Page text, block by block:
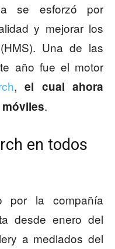
se esforzó por
y mejorar los
Una de las
año fue el motor
, el cual ahora
.
en todos
por la compañía
desde enero del
a mediados del